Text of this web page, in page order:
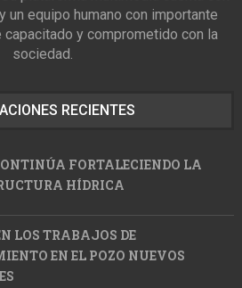
un equipo humano con importante
capacitado y comprometido con la
sociedad.
RECIENTES
FORTALECIENDO LA
HÍDRICA
LOS TRABAJOS DE
EN EL POZO NUEVOS